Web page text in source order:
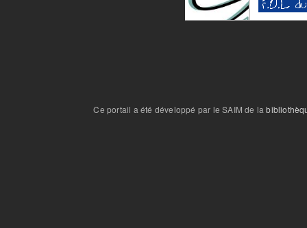
Ce portail a été développé par le SAIM de la